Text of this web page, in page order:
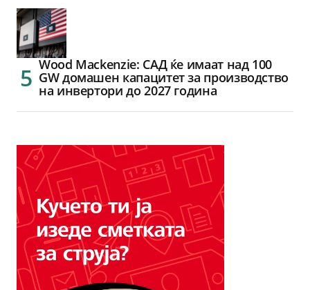
Wood Mackenzie: САД ќе имаат над 100
GW домашен капацитет за производство
на инвертори до 2027 година